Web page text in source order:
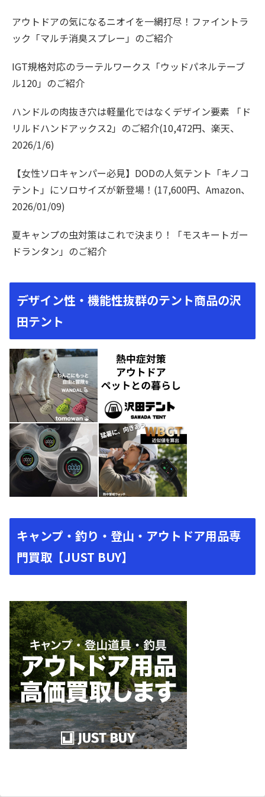
アウトドアの気になるニオイを一網打尽！ファイントラ
ック「マルチ消臭スプレー」のご紹介
IGT規格対応のラーテルワークス「ウッドパネルテーブ
ル120」のご紹介
ハンドルの肉抜き穴は軽量化ではなくデザイン要素 「ド
リルドハンドアックス2」のご紹介(10,472円、楽天、
2026/1/6)
【女性ソロキャンパー必見】DODの人気テント「キノコ
テント」にソロサイズが新登場！(17,600円、Amazon、
2026/01/09)
夏キャンプの虫対策はこれで決まり！「モスキートガー
ドランタン」のご紹介
デザイン性・機能性抜群のテント商品の沢
田テント
キャンプ・釣り・登山・アウトドア用品専
門買取【JUST BUY】